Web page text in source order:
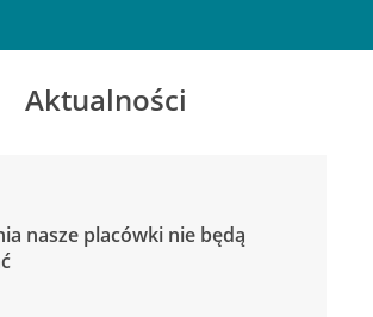
Aktualności
nasze placówki nie będą